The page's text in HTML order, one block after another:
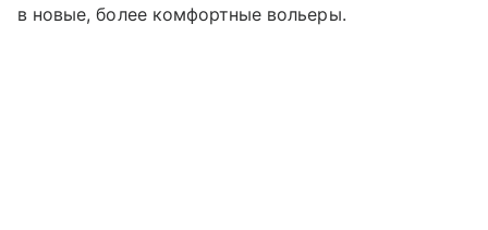
в новые, более комфортные вольеры.